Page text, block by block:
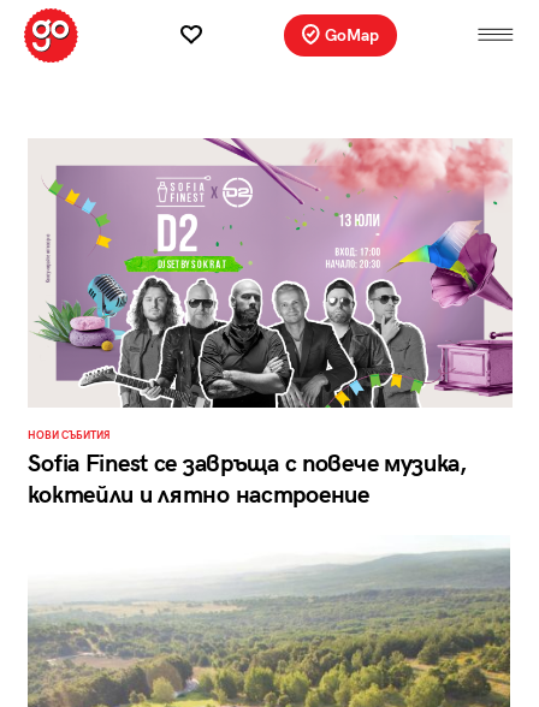
GoMap
НОВИ СЪБИТИЯ
Sofia Finest се завръща с повече музика,
коктейли и лятно настроение